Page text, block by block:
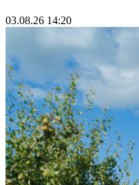
03.08.26 14:20